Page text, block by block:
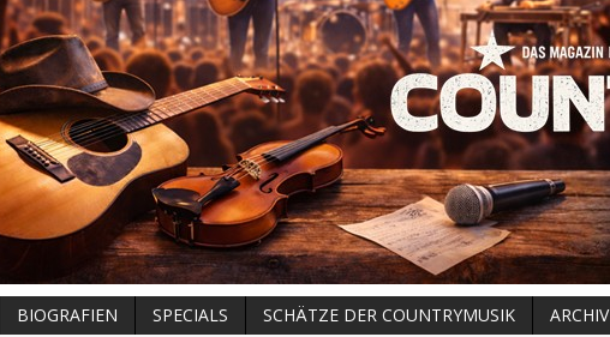
BIOGRAFIEN SPECIALS SCHÄTZE DER COUNTRYMUSIK
ARCHIV